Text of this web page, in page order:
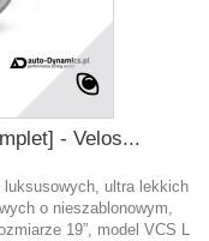
- Velos...
ultra lekkich
o nieszablonowym,
19”, model VCS L